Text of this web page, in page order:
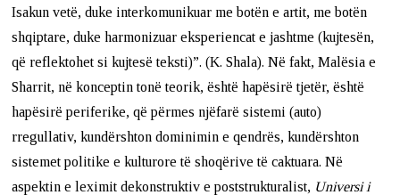
Isakun vetë, duke interkomunikuar me botën e artit, me botën
shqiptare, duke harmonizuar eksperiencat e jashtme (kujtesën,
që reflektohet si kujtesë teksti)”. (K. Shala). Në fakt, Malësia e
Sharrit, në konceptin tonë teorik, është hapësirë tjetër, është
hapësirë periferike, që përmes njëfarë sistemi (auto)
rregullativ, kundërshton dominimin e qendrës, kundërshton
sistemet politike e kulturore të shoqërive të caktuara. Në
aspektin e leximit dekonstruktiv e poststrukturalist, Universi i